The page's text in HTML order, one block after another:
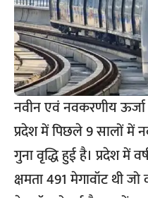
नवीन एवं नवकरणीय ऊर्जा
प्रदेश में पिछले 9 सालों में
गुना वृद्धि हुई है। प्रदेश में
क्षमता 491 मेगावॉट थी